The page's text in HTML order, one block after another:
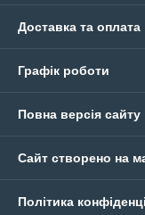
Доставка та оплата
Графік роботи
Повна версія сайту
Сайт створено на
Політика